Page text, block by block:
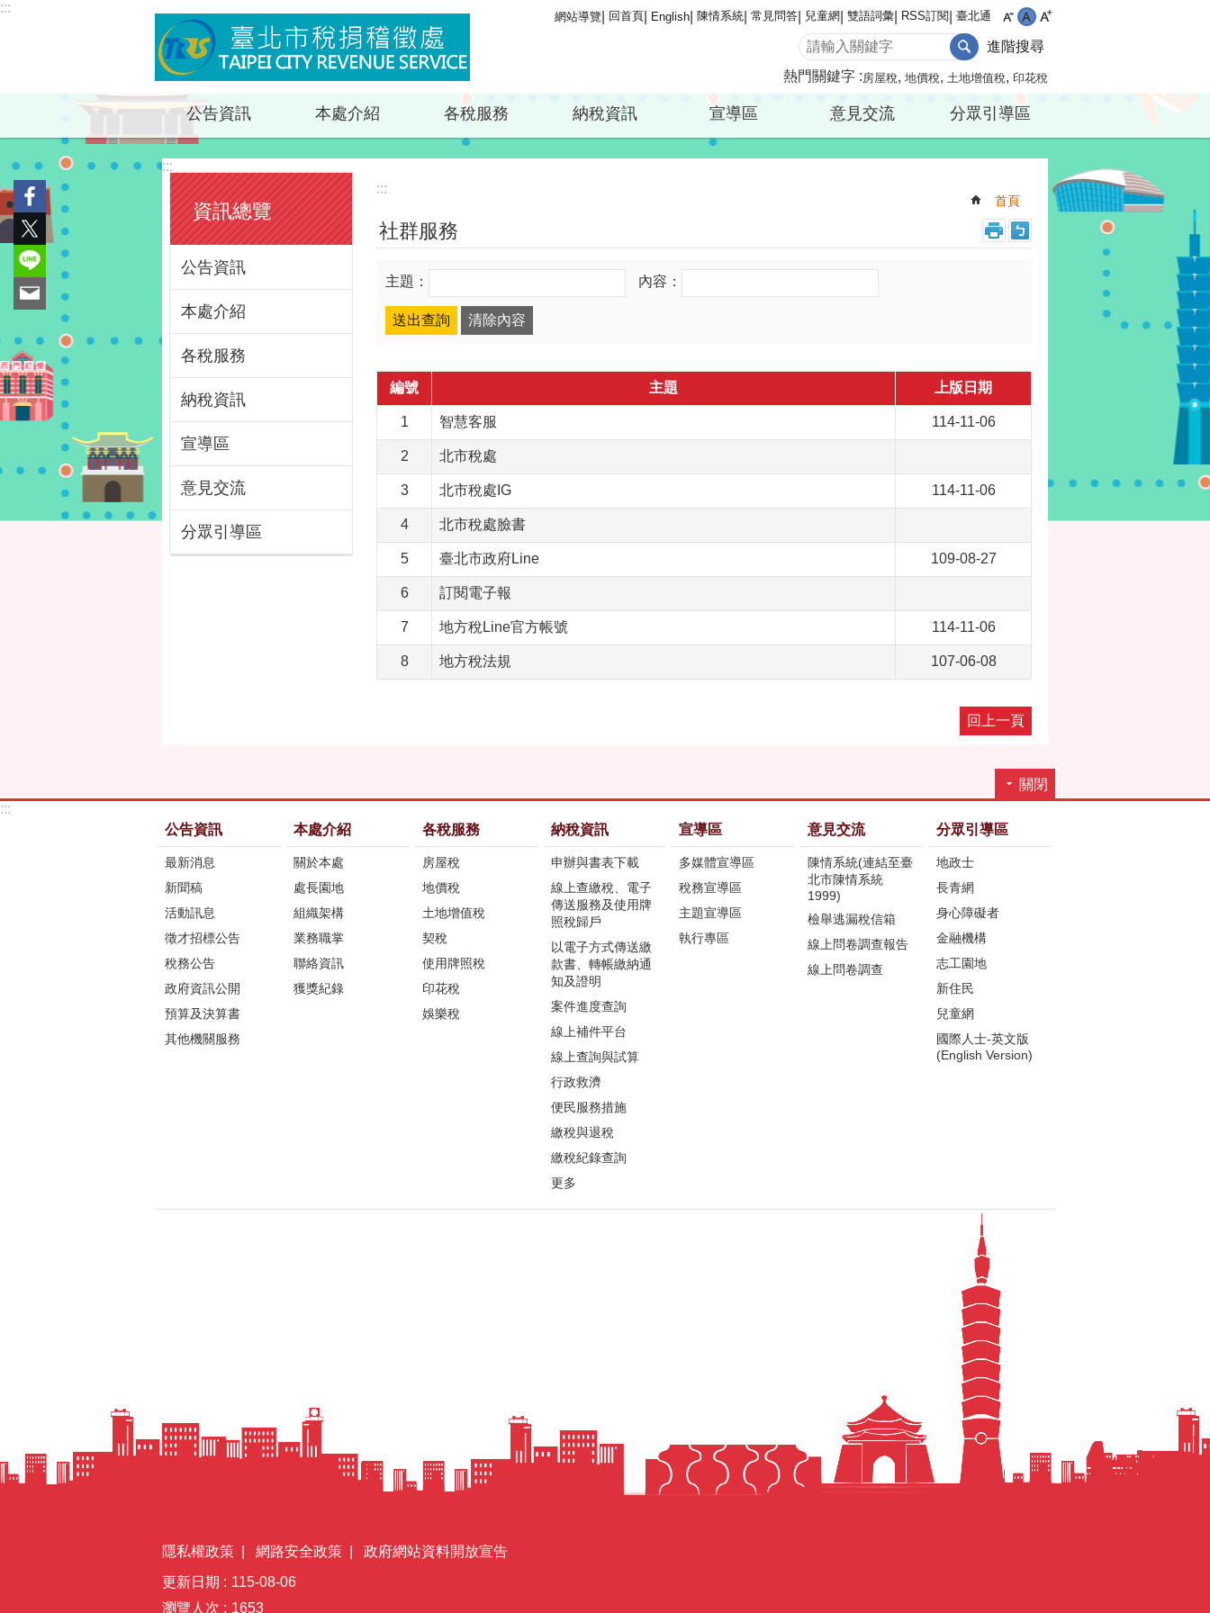
跳到主要內容區塊
:::
網站導覽 回首頁 English 陳情系統 常見問答 兒童網 雙語詞彙 RSS訂閱 臺北通
進階搜尋
熱門關鍵字
房屋稅 地價稅 土地增值稅 印花稅
公告資訊 本處介紹 各稅服務 納稅資訊 宣導區 意見交流 分眾引導區
:::
資訊總覽
公告資訊
本處介紹
各稅服務
納稅資訊
宣導區
意見交流
分眾引導區
:::
首頁
社群服務
主題： 內容：
編號 主題 上版日期
1 智慧客服 114-11-06
2 北市稅處
3 北市稅處IG 114-11-06
4 北市稅處臉書
5 臺北市政府Line 109-08-27
6 訂閱電子報
7 地方稅Line官方帳號 114-11-06
8 地方稅法規 107-06-08
回上一頁
關閉
:::
公告資訊
最新消息
新聞稿
活動訊息
徵才招標公告
稅務公告
政府資訊公開
預算及決算書
其他機關服務
本處介紹
關於本處
處長園地
組織架構
業務職掌
聯絡資訊
獲獎紀錄
各稅服務
房屋稅
地價稅
土地增值稅
契稅
使用牌照稅
印花稅
娛樂稅
納稅資訊
申辦與書表下載
線上查繳稅、電子
傳送服務及使用牌
照稅歸戶
以電子方式傳送繳
款書、轉帳繳納通
知及證明
案件進度查詢
線上補件平台
線上查詢與試算
行政救濟
便民服務措施
繳稅與退稅
繳稅紀錄查詢
更多
宣導區
多媒體宣導區
稅務宣導區
主題宣導區
執行專區
意見交流
陳情系統(連結至臺
北市陳情系統
1999)
檢舉逃漏稅信箱
線上問卷調查報告
線上問卷調查
分眾引導區
地政士
長青網
身心障礙者
金融機構
志工園地
新住民
兒童網
國際人士-英文版
(English Version)
隱私權政策 網路安全政策
政府網站資料開放宣告
更新日期
115-08-06
瀏覽人次
1653